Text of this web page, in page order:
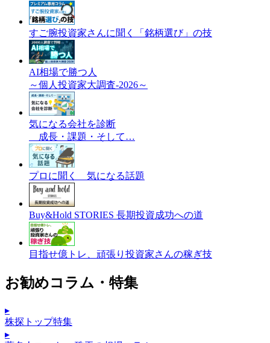
すご腕投資家さんに聞く「銘柄選び」の技
AI相場で勝つ人
～個人投資家大調査-2026～
気になる会社を診断
成長・課題・そして…
プロに聞く 気になる話題
Buy&Hold STORIES 長期投資成功への道
目指せ億トレ、頑張り投資家さんの稼ぎ技
お勧めコラム・特集
▸
株探トップ特集
▸